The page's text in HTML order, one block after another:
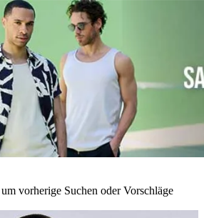
vorherige Suchen oder Vorschläge